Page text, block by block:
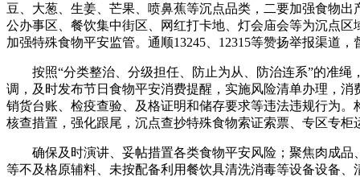
豆、大葱、生姜、芒果、喷鼻蕉等沉点品类，二要加强食物
公办事区、餐饮集中街区、网红打卡地、灯会庙会等为沉点
加强特殊食物平安监管。通顺13245、12315等赞扬举报渠道
按照“分类整治、分级担任、防止为从、防治连系”的准绳
调，及时发布节日食物平安消费提醒，实施风险清单办理，
销货台账、检疫查验、及格证明和储存要求等违法违规行为
核查措置，强化跟尾，沉点查抄特殊食物索证索票、专区专
确保及时演讲、妥帖措置各类食物平安风险；聚焦肉成品
等不及格原辅料、未按配备利用餐饮具清洗消毒等设备设备